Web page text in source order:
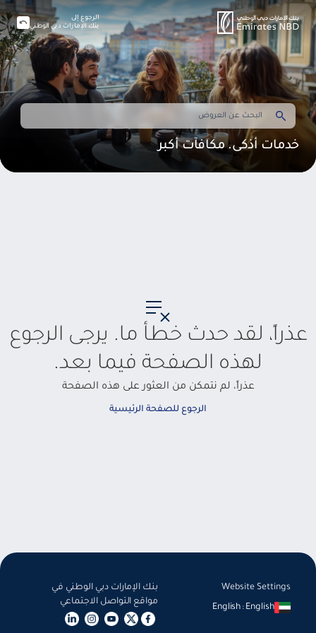
خدمات أذكى. مكافآت أكبر
الرجوع إلى
بنك الإمارات دبي الوطني
عذراً، لقد حدث خطأ ما. يرجى الرجوع
لهذه الصفحة فيما بعد.
عذراً، لم نتمكن من العثور على هذه الصفحة
الرجوع للصفحة الرئيسية
Website Settings
English
:
English
بنك الإمارات دبي الوطني في
مواقع التواصل الاجتماعي